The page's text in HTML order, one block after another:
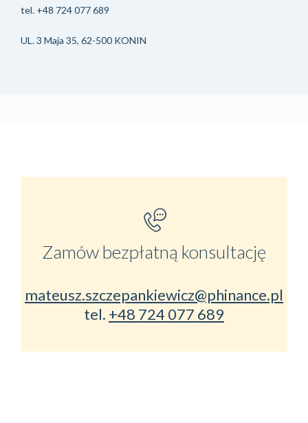
tel. +48 724 077 689
UL. 3 Maja 35, 62-500 KONIN
Zamów bezpłatną konsultację
mateusz.szczepankiewicz@phinance.pl
tel. +48 724 077 689